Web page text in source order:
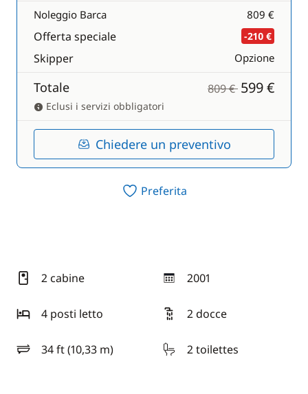
Noleggio Barca 809 €
Offerta speciale -210 €
Skipper Opzione
Totale 809 € 599 €
Eclusi i servizi obbligatori
Chiedere un preventivo
Preferita
2 cabine 2001
anno
4 posti letto
2 docce
34 ft (10,33 m)
lunghezza 2 toilettes